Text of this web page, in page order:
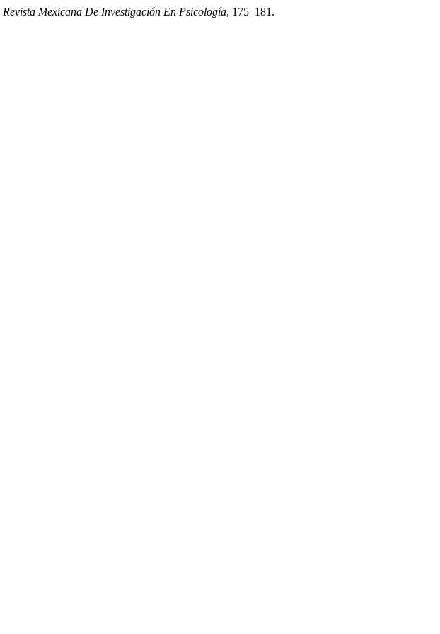
Revista Mexicana De Investigación En Psicología, 175–181.